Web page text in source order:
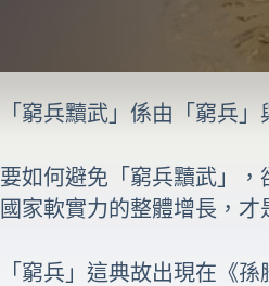
「窮兵黷武」係由「窮兵
要如何避免「窮兵黷武」
國家軟實力的整體增長，
「窮兵」這典故出現在《